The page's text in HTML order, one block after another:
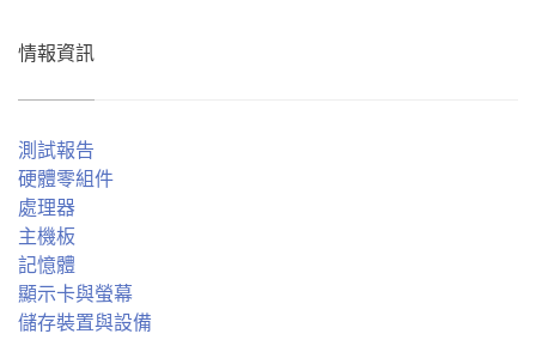
情報資訊
測試報告
硬體零組件
處理器
主機板
記憶體
顯示卡與螢幕
儲存裝置與設備